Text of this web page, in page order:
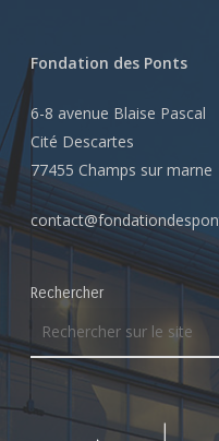
Fondation des Ponts
6-8 avenue Blaise Pascal
Cité Descartes
77455 Champs sur marne
Rechercher